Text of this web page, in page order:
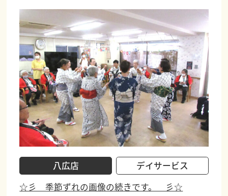
八広店
デイサービス
☆彡 季節ずれの画像の続きです。 彡☆